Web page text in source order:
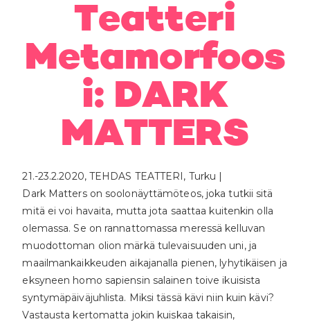
Teatteri
Metamorfoos
i: DARK
MATTERS
21.-23.2.2020, TEHDAS TEATTERI, Turku |
Dark Matters on soolonäyttämöteos, joka tutkii sitä
mitä ei voi havaita, mutta jota saattaa kuitenkin olla
olemassa. Se on rannattomassa meressä kelluvan
muodottoman olion märkä tulevaisuuden uni, ja
maailmankaikkeuden aikajanalla pienen, lyhytikäisen ja
eksyneen homo sapiensin salainen toive ikuisista
syntymäpäiväjuhlista. Miksi tässä kävi niin kuin kävi?
Vastausta kertomatta jokin kuiskaa takaisin,